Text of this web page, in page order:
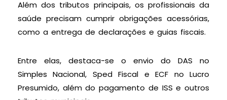
Além dos tributos principais, os profissionais da
saúde precisam cumprir obrigações acessórias,
como a entrega de declarações e guias fiscais.
Entre elas, destaca-se o envio do DAS no
Simples Nacional, Sped Fiscal e ECF no Lucro
Presumido, além do pagamento de ISS e outros